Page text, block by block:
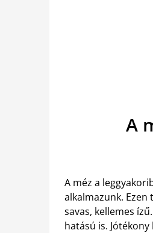
A
A méz a
alkalmazunk.
savas, kellemes
hatású is.